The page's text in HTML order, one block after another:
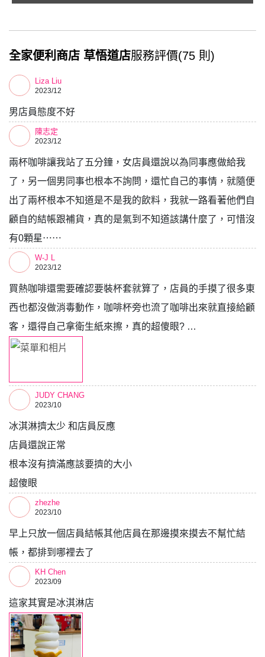
全家便利商店 草悟道店服務評價(75 則)
Liza Liu
2023/12
男店員態度不好
陳志定
2023/12
兩杯咖啡讓我站了五分鐘，女店員還說以為同事應做給我
了，另一個男同事也根本不詢問，還忙自己的事情，就隨便
出了兩杯根本不知道是不是我的飲料，我就一路看著他們自
顧自的結帳跟補貨，真的是氣到不知道該講什麼了，可惜沒
有0顆星⋯⋯
W-J L
2023/12
買熱咖啡還需要確認要裝杯套就算了，店員的手摸了很多東
西也都沒做消毒動作，咖啡杯旁也流了咖啡出來就直接給顧
客，還得自己拿衛生紙來擦，真的超傻眼? …
JUDY CHANG
2023/10
冰淇淋擠太少 和店員反應
店員還說正常
根本沒有擠滿應該要擠的大小
超傻眼
zhezhe
2023/10
早上只放一個店員結帳其他店員在那邊摸來摸去不幫忙結
帳，都排到哪裡去了
KH Chen
2023/09
這家其實是冰淇淋店